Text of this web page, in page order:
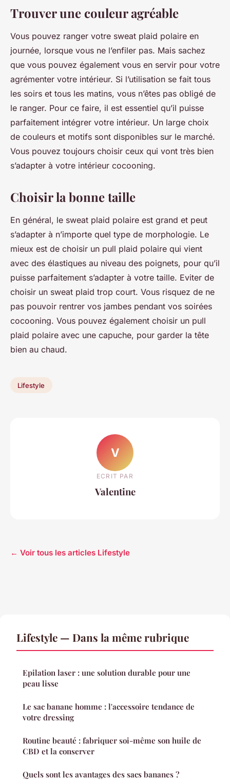
Trouver une couleur agréable
Vous pouvez ranger votre sweat plaid polaire en
journée, lorsque vous ne l’enfiler pas. Mais sachez
que vous pouvez également vous en servir pour votre
agrémenter votre intérieur. Si l’utilisation se fait tous
les soirs et tous les matins, vous n’êtes pas obligé de
le ranger. Pour ce faire, il est essentiel qu’il puisse
parfaitement intégrer votre intérieur. Un large choix
de couleurs et motifs sont disponibles sur le marché.
Vous pouvez toujours choisir ceux qui vont très bien
s’adapter à votre intérieur cocooning.
Choisir la bonne taille
En général, le sweat plaid polaire est grand et peut
s’adapter à n’importe quel type de morphologie. Le
mieux est de choisir un pull plaid polaire qui vient
avec des élastiques au niveau des poignets, pour qu’il
puisse parfaitement s’adapter à votre taille. Eviter de
choisir un sweat plaid trop court. Vous risquez de ne
pas pouvoir rentrer vos jambes pendant vos soirées
cocooning. Vous pouvez également choisir un pull
plaid polaire avec une capuche, pour garder la tête
bien au chaud.
Lifestyle
V
ECRIT PAR
Valentine
← Voir tous les articles Lifestyle
Lifestyle — Dans la même rubrique
Epilation laser : une solution durable pour une
peau lisse
Le sac banane homme : l'accessoire tendance de
votre dressing
Routine beauté : fabriquer soi-même son huile de
CBD et la conserver
Quels sont les avantages des sacs bananes ?